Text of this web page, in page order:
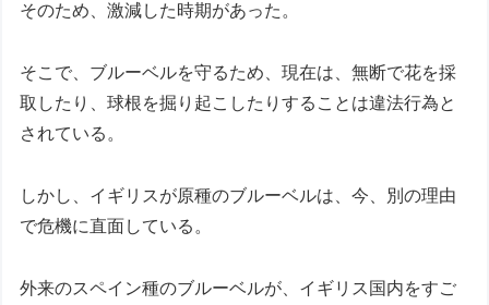
そのため、激減した時期があった。
そこで、ブルーベルを守るため、現在は、無断で花を採
取したり、球根を掘り起こしたりすることは違法行為と
されている。
しかし、イギリスが原種のブルーベルは、今、別の理由
で危機に直面している。
外来のスペイン種のブルーベルが、イギリス国内をすご